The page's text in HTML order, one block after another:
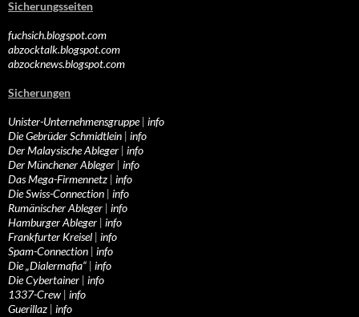
Sicherungsseiten
fuchsich.blogspot.com
abzocktalk.blogspot.com
abzocknews.blogspot.com
Sicherungen
Unister-Unternehmensgruppe| info
Die Gebrüder Schmidtlein | info
Der Malaysische Ableger | info
Der Münchener Ableger | info
Das Mega-Firmennetz | info
Die Swiss-Connection | info
Rumänischer Ableger | info
Hamburger Ableger | info
Frankfurter Kreisel | info
Spam-Connection | info
Die „Dialermafia“ | info
Die Cybertainer | info
1337-Crew | info
Guerillaz | info